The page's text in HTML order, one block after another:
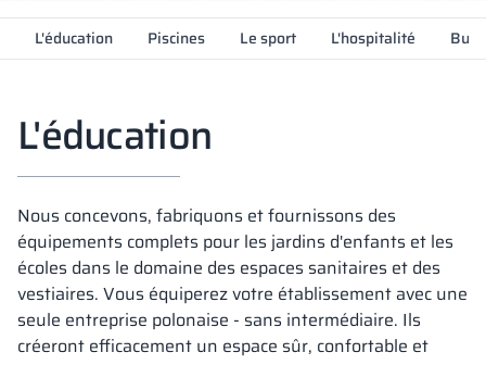
Vela
armoires
Cloisons
Altus
Vestiare en
Offre complète
Attestations,
Carte des
L'éducation Piscines Le sport L'hospitalité
L'éducation
Nous concevons, fabriquons et fournissons des
équipements complets pour les jardins d'enfants et les
écoles dans le domaine des espaces sanitaires et des
vestiaires. Vous équiperez votre établissement avec une
seule entreprise polonaise - sans intermédiaire. Ils
créeront efficacement un espace sûr, confortable et